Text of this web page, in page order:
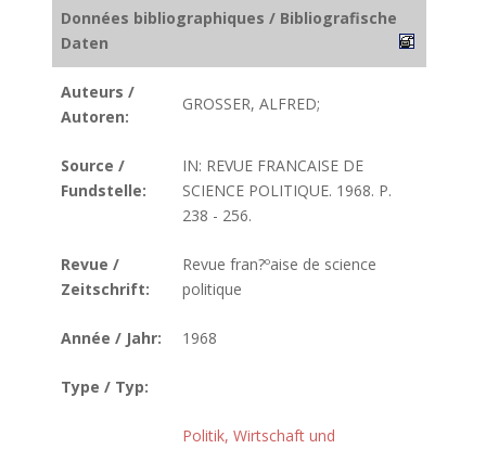
Données bibliographiques / Bibliografische
Daten
Auteurs /
Autoren:
GROSSER, ALFRED;
Source /
Fundstelle:
IN: REVUE FRANCAISE DE
SCIENCE POLITIQUE. 1968. P.
238 - 256.
Revue /
Zeitschrift:
Revue fran?ºaise de science
politique
Année / Jahr: 1968
Type / Typ:
Politik, Wirtschaft und